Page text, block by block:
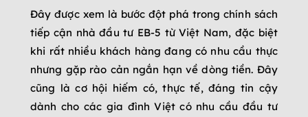
Đây được xem là bước đột phá trong chính sách
tiếp cận nhà đầu tư EB-5 từ Việt Nam, đặc biệt
khi rất nhiều khách hàng đang có nhu cầu thực
nhưng gặp rào cản ngắn hạn về dòng tiền. Đây
cũng là cơ hội hiếm có, thực tế, đáng tin cậy
dành cho các gia đình Việt có nhu cầu đầu tư